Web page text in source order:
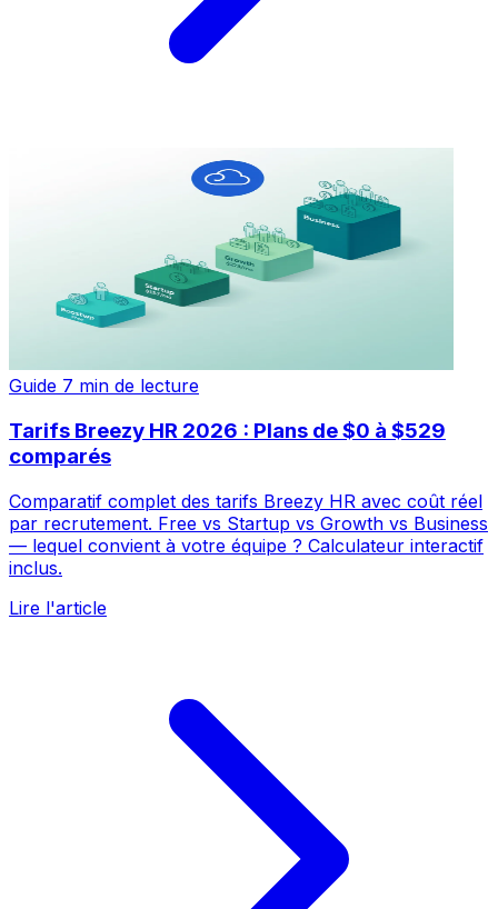
Guide 7 min de lecture
Tarifs Breezy HR 2026 : Plans de $0 à $529
comparés
Comparatif complet des tarifs Breezy HR avec coût réel
par recrutement. Free vs Startup vs Growth vs Business
— lequel convient à votre équipe ? Calculateur interactif
inclus.
Lire l'article